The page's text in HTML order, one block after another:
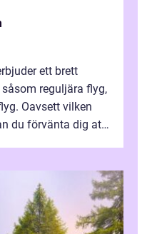
ett brett
reguljära flyg,
Oavsett vilken
du förvänta dig att